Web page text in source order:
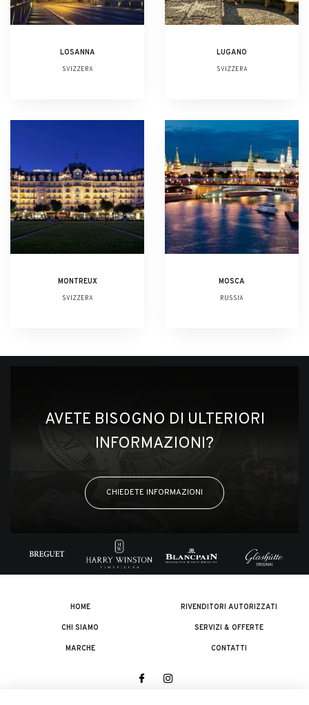
LOSANNA
SVIZZERA
LUGANO
SVIZZERA
MONTREUX
SVIZZERA
MOSCA
RUSSIA
AVETE BISOGNO DI ULTERIORI
INFORMAZIONI?
CHIEDETE INFORMAZIONI
HOME
CHI SIAMO
MARCHE
RIVENDITORI AUTORIZZATI
SERVIZI & OFFERTE
CONTATTI